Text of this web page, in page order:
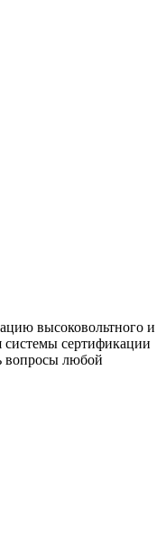
высоковольтного и
системы сертификации
вопросы любой